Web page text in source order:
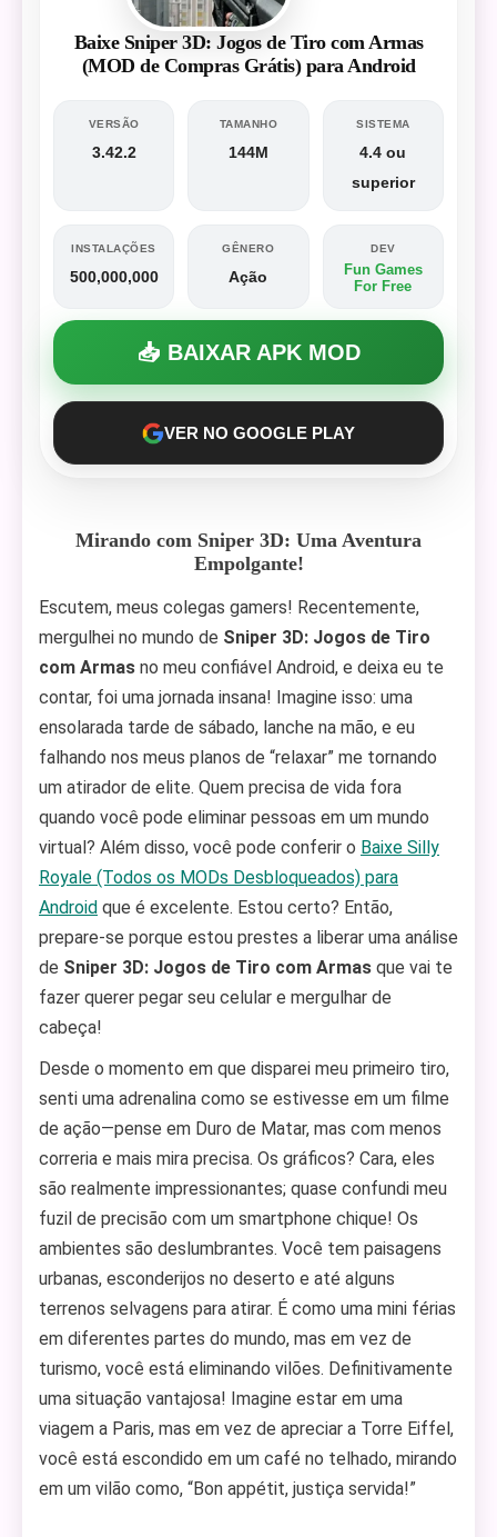
Baixe Sniper 3D: Jogos de Tiro com Armas
(MOD de Compras Grátis) para Android
VERSÃO
3.42.2
TAMANHO
144M
SISTEMA
4.4 ou
superior
INSTALAÇÕES
500,000,000
GÊNERO
Ação
DEV
Fun Games
For Free
📥 BAIXAR APK MOD
VER NO GOOGLE PLAY
Mirando com Sniper 3D: Uma Aventura
Empolgante!
Escutem, meus colegas gamers! Recentemente,
mergulhei no mundo de Sniper 3D: Jogos de Tiro
com Armas no meu confiável Android, e deixa eu te
contar, foi uma jornada insana! Imagine isso: uma
ensolarada tarde de sábado, lanche na mão, e eu
falhando nos meus planos de “relaxar” me tornando
um atirador de elite. Quem precisa de vida fora
quando você pode eliminar pessoas em um mundo
virtual? Além disso, você pode conferir o Baixe Silly
Royale (Todos os MODs Desbloqueados) para
Android que é excelente. Estou certo? Então,
prepare-se porque estou prestes a liberar uma análise
de Sniper 3D: Jogos de Tiro com Armas que vai te
fazer querer pegar seu celular e mergulhar de
cabeça!
Desde o momento em que disparei meu primeiro tiro,
senti uma adrenalina como se estivesse em um filme
de ação—pense em Duro de Matar, mas com menos
correria e mais mira precisa. Os gráficos? Cara, eles
são realmente impressionantes; quase confundi meu
fuzil de precisão com um smartphone chique! Os
ambientes são deslumbrantes. Você tem paisagens
urbanas, esconderijos no deserto e até alguns
terrenos selvagens para atirar. É como uma mini férias
em diferentes partes do mundo, mas em vez de
turismo, você está eliminando vilões. Definitivamente
uma situação vantajosa! Imagine estar em uma
viagem a Paris, mas em vez de apreciar a Torre Eiffel,
você está escondido em um café no telhado, mirando
em um vilão como, “Bon appétit, justiça servida!”